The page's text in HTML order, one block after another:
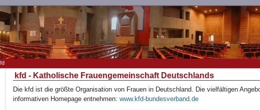
kfd - Katholische Frauengemeinschaft Deutschlands
Die kfd ist die größte Organisation von Frauen in Deutschland. Die vielfältigen
informativen Homepage entnehmen: www.kfd-bundesverband.de